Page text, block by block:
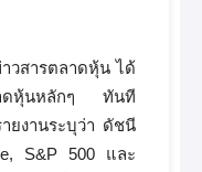
วสารตลาดหุ้น ได้
าดหุ้นหลักๆ ทันที
ยงานระบุว่า ดัชนี
S&P 500 และ